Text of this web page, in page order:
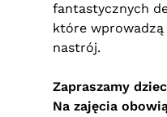
fantastycznych
które wprowadzą
nastrój.
Zapraszamy
Na zajęcia